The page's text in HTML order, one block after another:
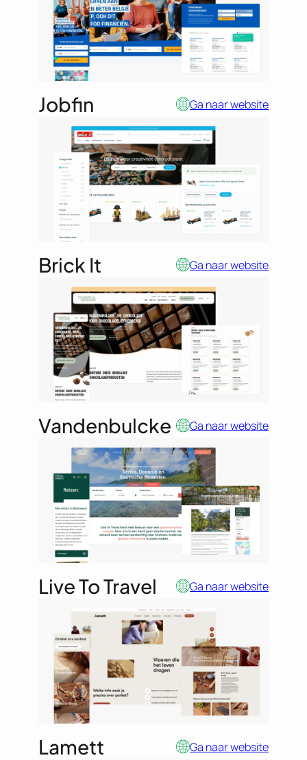
Jobfin Ga naar website
Brick It Ga naar website
Vandenbulcke Ga naar website
Live To Travel Ga naar website
Lamett Ga naar website